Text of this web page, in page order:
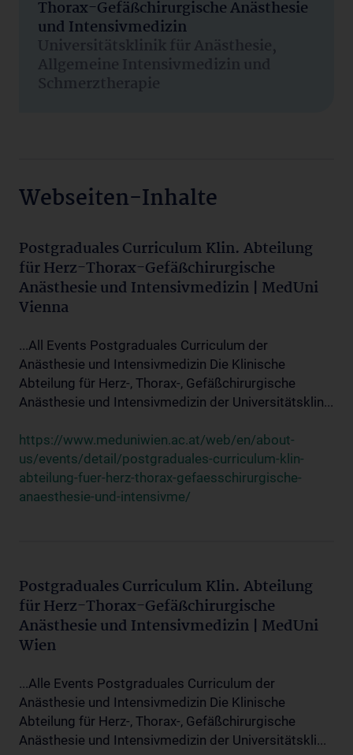
Thorax-Gefäßchirurgische Anästhesie
und Intensivmedizin
Universitätsklinik für Anästhesie,
Allgemeine Intensivmedizin und
Schmerztherapie
Webseiten-Inhalte
Postgraduales Curriculum Klin. Abteilung
für Herz-Thorax-Gefäßchirurgische
Anästhesie und Intensivmedizin | MedUni
Vienna
...All Events Postgraduales Curriculum der
Anästhesie und Intensivmedizin Die Klinische
Abteilung für Herz-, Thorax-, Gefäßchirurgische
Anästhesie und Intensivmedizin der Universitätsklin...
https://www.meduniwien.ac.at/web/en/about-
us/events/detail/postgraduales-curriculum-klin-
abteilung-fuer-herz-thorax-gefaesschirurgische-
anaesthesie-und-intensivme/
Postgraduales Curriculum Klin. Abteilung
für Herz-Thorax-Gefäßchirurgische
Anästhesie und Intensivmedizin | MedUni
Wien
...Alle Events Postgraduales Curriculum der
Anästhesie und Intensivmedizin Die Klinische
Abteilung für Herz-, Thorax-, Gefäßchirurgische
Anästhesie und Intensivmedizin der Universitätskli...